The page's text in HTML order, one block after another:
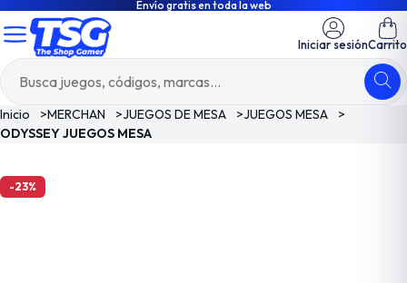
Envío gratis en toda la web
Iniciar sesiónCarrito
Inicio >MERCHAN >JUEGOS DE MESA >JUEGOS MESA
>
ODYSSEY JUEGOS MESA
-23%